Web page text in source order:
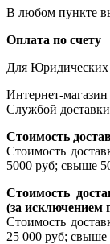
В любом пункте
Оплата по счету
Для
Интернет-
Службой
Стоимость
Стоимость
5000 руб; свыше
Стоимость
(за исключением
Стоимость
25 000 руб; свыше